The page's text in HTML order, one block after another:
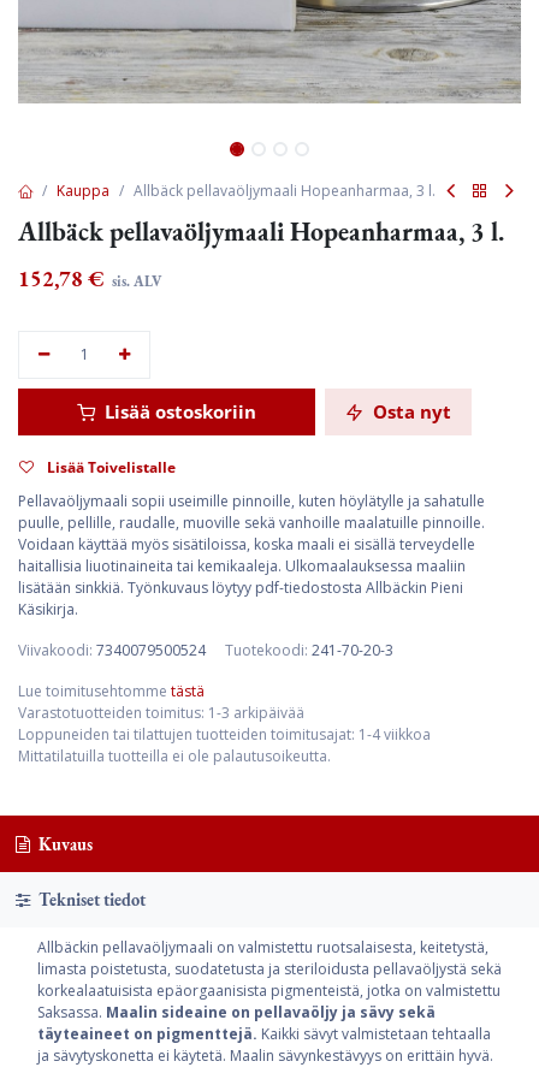
Kauppa Allbäck pellavaöljymaali Hopeanharmaa, 3 l.
Allbäck pellavaöljymaali Hopeanharmaa, 3 l.
152,78 € sis. ALV
Lisää ostoskoriin Osta nyt
Lisää Toivelistalle
Pellavaöljymaali sopii useimille pinnoille, kuten höylätylle ja sahatulle
puulle, pellille, raudalle, muoville sekä vanhoille maalatuille pinnoille.
Voidaan käyttää myös sisätiloissa, koska maali ei sisällä terveydelle
haitallisia liuotinaineita tai kemikaaleja. Ulkomaalauksessa maaliin
lisätään sinkkiä. Työnkuvaus löytyy pdf-tiedostosta Allbäckin Pieni
Käsikirja.
Viivakoodi: 7340079500524 Tuotekoodi: 241-70-20-3
Lue toimitusehtomme tästä
Varastotuotteiden toimitus: 1-3 arkipäivää
Loppuneiden tai tilattujen tuotteiden toimitusajat: 1-4 viikkoa
Mittatilatuilla tuotteilla ei ole palautusoikeutta.
Kuvaus
Tekniset tiedot
Allbäckin pellavaöljymaali on valmistettu ruotsalaisesta, keitetystä,
limasta poistetusta, suodatetusta ja steriloidusta pellavaöljystä sekä
korkealaatuisista epäorgaanisista pigmenteistä, jotka on valmistettu
Saksassa. Maalin sideaine on pellavaöljy ja sävy sekä
täyteaineet on pigmenttejä. Kaikki sävyt valmistetaan tehtaalla
ja sävytyskonetta ei käytetä. Maalin sävynkestävyys on erittäin hyvä.